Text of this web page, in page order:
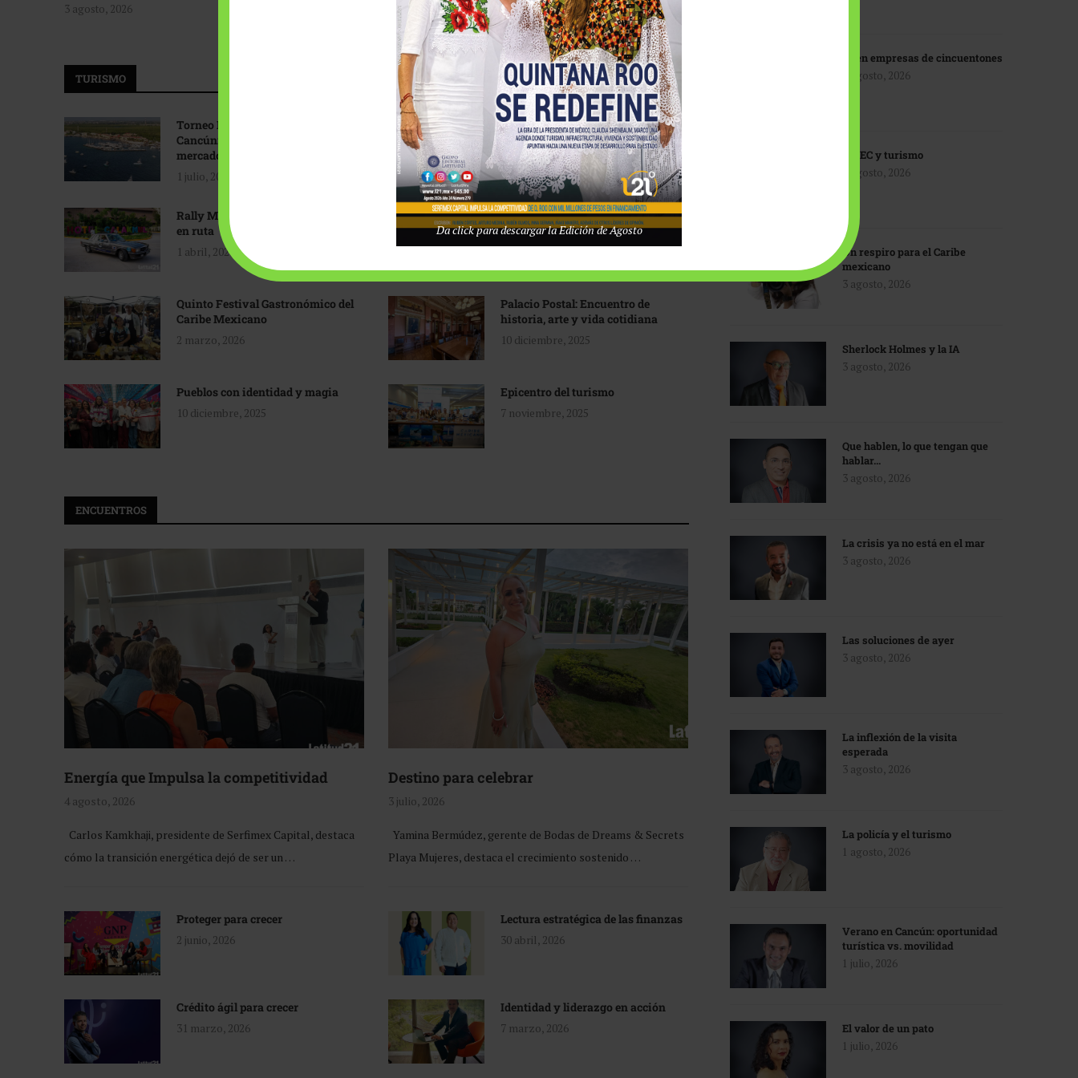
3 agosto, 2026
Tecnológico de Monterrey
3 agosto, 2026
TURISMO
Torneo Internacional de Pesca
Cancún: Navegando hacia nuevos
mercados
1 julio, 2026
Promoción turística con visión
1 abril, 2026
Rally Maya: Herencia automotriz
en ruta
1 abril, 2026
Industria global en
reconfiguración
31 marzo, 2026
Quinto Festival Gastronómico del
Caribe Mexicano
2 marzo, 2026
Palacio Postal: Encuentro de
historia, arte y vida cotidiana
10 diciembre, 2025
Pueblos con identidad y magia
10 diciembre, 2025
Epicentro del turismo
7 noviembre, 2025
ENCUENTROS
Energía que Impulsa la competitividad
4 agosto, 2026
Carlos Kamkhaji, presidente de Serfimex Capital, destaca
cómo la transición energética dejó de ser un …
Destino para celebrar
3 julio, 2026
Yamina Bermúdez, gerente de Bodas de Dreams & Secrets
Playa Mujeres, destaca el crecimiento sostenido …
Proteger para crecer
2 junio, 2026
Lectura estratégica de las finanzas
30 abril, 2026
Crédito ágil para crecer
31 marzo, 2026
Identidad y liderazgo en acción
7 marzo, 2026
IA en empresas de cincuentones
3 agosto, 2026
TMEC y turismo
3 agosto, 2026
Un respiro para el Caribe
mexicano
3 agosto, 2026
Sherlock Holmes y la IA
3 agosto, 2026
Que hablen, lo que tengan que
hablar…
3 agosto, 2026
La crisis ya no está en el mar
3 agosto, 2026
Las soluciones de ayer
3 agosto, 2026
La inflexión de la visita
esperada
3 agosto, 2026
La policía y el turismo
1 agosto, 2026
Verano en Cancún: oportunidad
turística vs. movilidad
1 julio, 2026
El valor de un pato
1 julio, 2026
Da click para descargar la Edición de Agosto